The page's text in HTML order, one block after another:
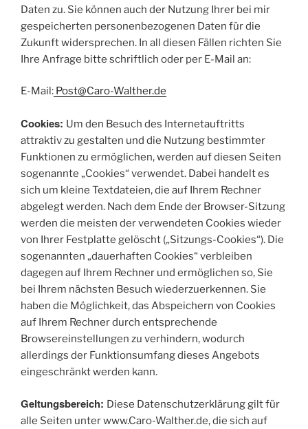
Daten zu. Sie können auch der Nutzung Ihrer bei mir
gespeicherten personenbezogenen Daten für die
Zukunft widersprechen. In all diesen Fällen richten Sie
Ihre Anfrage bitte schriftlich oder per E-Mail an:
E-Mail: Post@Caro-Walther.de
Cookies: Um den Besuch des Internetauftritts
attraktiv zu gestalten und die Nutzung bestimmter
Funktionen zu ermöglichen, werden auf diesen Seiten
sogenannte „Cookies“ verwendet. Dabei handelt es
sich um kleine Textdateien, die auf Ihrem Rechner
abgelegt werden. Nach dem Ende der Browser-Sitzung
werden die meisten der verwendeten Cookies wieder
von Ihrer Festplatte gelöscht („Sitzungs-Cookies“). Die
sogenannten „dauerhaften Cookies“ verbleiben
dagegen auf Ihrem Rechner und ermöglichen so, Sie
bei Ihrem nächsten Besuch wiederzuerkennen. Sie
haben die Möglichkeit, das Abspeichern von Cookies
auf Ihrem Rechner durch entsprechende
Browsereinstellungen zu verhindern, wodurch
allerdings der Funktionsumfang dieses Angebots
eingeschränkt werden kann.
Geltungsbereich: Diese Datenschutzerklärung gilt für
alle Seiten unter www.Caro-Walther.de, die sich auf